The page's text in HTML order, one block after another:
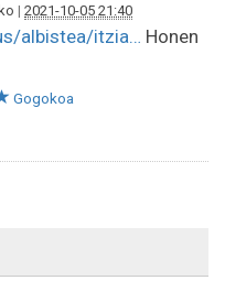
| 2021-10-05 21:40
albistea/itzia… Honen
Gogokoa